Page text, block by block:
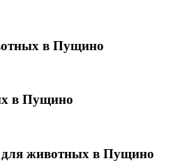
в Пущино
в Пущино
для животных в Пущино